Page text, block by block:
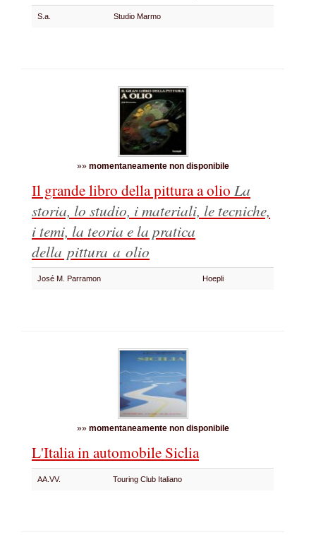
S.a. Studio Marmo
»» momentaneamente non disponibile
Il grande libro della pittura a olio La
storia, lo studio, i materiali, le tecniche,
i temi, la teoria e la pratica
della pittura a olio
José M. Parramon Hoepli
»» momentaneamente non disponibile
L'Italia in automobile Siclia
AA.VV. Touring Club Italiano